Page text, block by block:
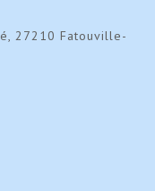
27210 Fatouville-